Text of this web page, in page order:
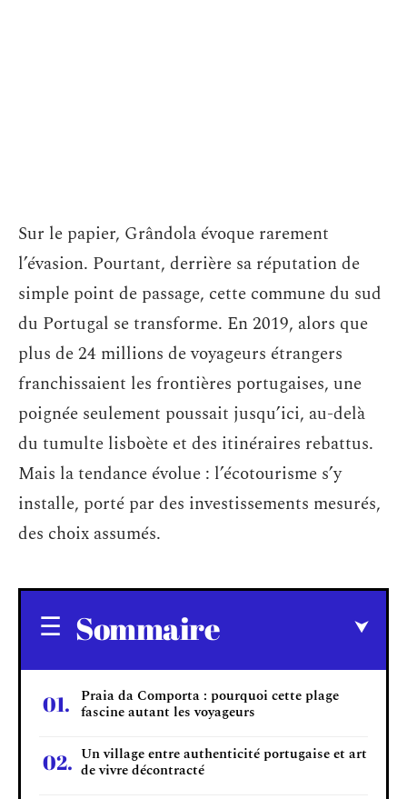
Sur le papier, Grândola évoque rarement
l’évasion. Pourtant, derrière sa réputation de
simple point de passage, cette commune du sud
du Portugal se transforme. En 2019, alors que
plus de 24 millions de voyageurs étrangers
franchissaient les frontières portugaises, une
poignée seulement poussait jusqu’ici, au-delà
du tumulte lisboète et des itinéraires rebattus.
Mais la tendance évolue : l’écotourisme s’y
installe, porté par des investissements mesurés,
des choix assumés.
Sommaire
Praia da Comporta : pourquoi cette plage
fascine autant les voyageurs
Un village entre authenticité portugaise et art
de vivre décontracté